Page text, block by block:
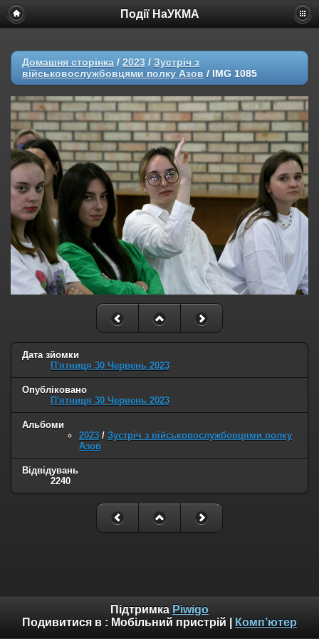
Події НаУКМА
Домашня сторінка / 2023 / Зустріч з
військовослужбовцями полку Азов / IMG 1085
Дата зйомки
П'ятниця 30 Червень 2023
Опубліковано
П'ятниця 30 Червень 2023
Альбоми
2023 / Зустріч з військовослужбовцями полку
Азов
Відвідувань
2240
Підтримка Piwigo
Подивитися в : Мобільний пристрій Комп’ютер